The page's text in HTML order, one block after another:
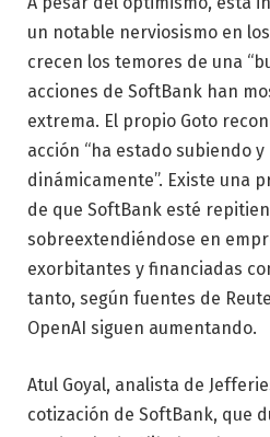
un notable nerviosismo en
crecen los temores de una
acciones de SoftBank han
extrema. El propio Goto
acción “ha estado subiendo
dinámicamente”. Existe una
de que SoftBank esté
sobreextendiéndose en
exorbitantes y financiadas
tanto, según fuentes de
OpenAI siguen aumentando.
Atul Goyal, analista de
cotización de SoftBank, que